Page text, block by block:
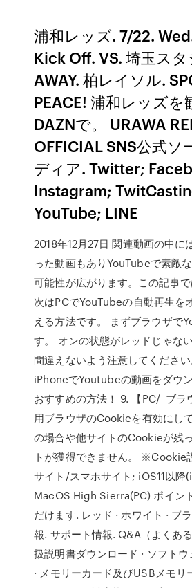
浦和レッズ. 7/22.
Kick Off. VS. 埼玉ス
AWAY. 柏レイソル.
PEACE! 浦和レッズを
DAZNで。 URAWA
OFFICIAL SNS公式ソ
ディア. Twitter;
Instagram;
YouTube; LINE
2018年12月27日 関連動画の中に
った動画もありYouTubeで素敵
可能性が広がります。この記事
次はPCでYouTubeの自動再生を
える方法です。 まずブラウザで
す。 オンの状態がレッドじゃな
間違えないよう注意してください
iPhoneでYoutubeの動画をダウ
おすすめの方法！ 9. 【PC/ ブラ
用ブラウザのCookieを有効にし
の場合や他サイトのCookieが残
トが獲得できません。
サイト/スマホサイト; iOS11以降
MacOS High Sierra(PC) ポイン
だけます. レッド · ホワイト · ブ
報. サポート情報. Q&A（よくあ
扱説明書ダウンロード · ソフト
· メモリーカード及びUSBメモリ